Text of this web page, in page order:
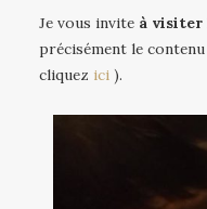
Je vous invite à visiter
précisément le
cliquez ici ).